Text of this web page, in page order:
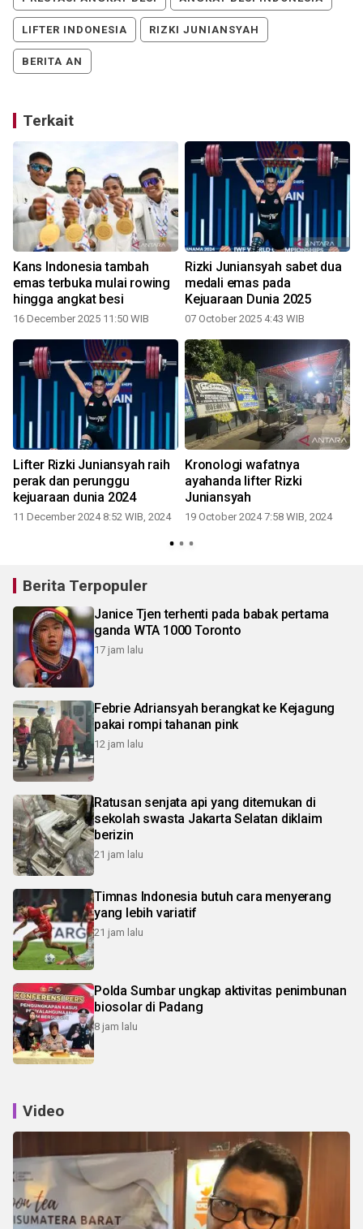
LIFTER INDONESIA RIZKI JUNIANSYAH
BERITA AN
Terkait
Kans Indonesia tambah
emas terbuka mulai rowing
hingga angkat besi
16 December 2025 11:50 WIB
Rizki Juniansyah sabet dua
medali emas pada
Kejuaraan Dunia 2025
07 October 2025 4:43 WIB
Lifter Rizki Juniansyah raih
perak dan perunggu
kejuaraan dunia 2024
11 December 2024 8:52 WIB, 2024
Kronologi wafatnya
ayahanda lifter Rizki
Juniansyah
19 October 2024 7:58 WIB, 2024
Berita Terpopuler
Janice Tjen terhenti pada babak pertama
ganda WTA 1000 Toronto
17 jam lalu
Febrie Adriansyah berangkat ke Kejagung
pakai rompi tahanan pink
12 jam lalu
Ratusan senjata api yang ditemukan di
sekolah swasta Jakarta Selatan diklaim
berizin
21 jam lalu
Timnas Indonesia butuh cara menyerang
yang lebih variatif
21 jam lalu
Polda Sumbar ungkap aktivitas penimbunan
biosolar di Padang
8 jam lalu
Video